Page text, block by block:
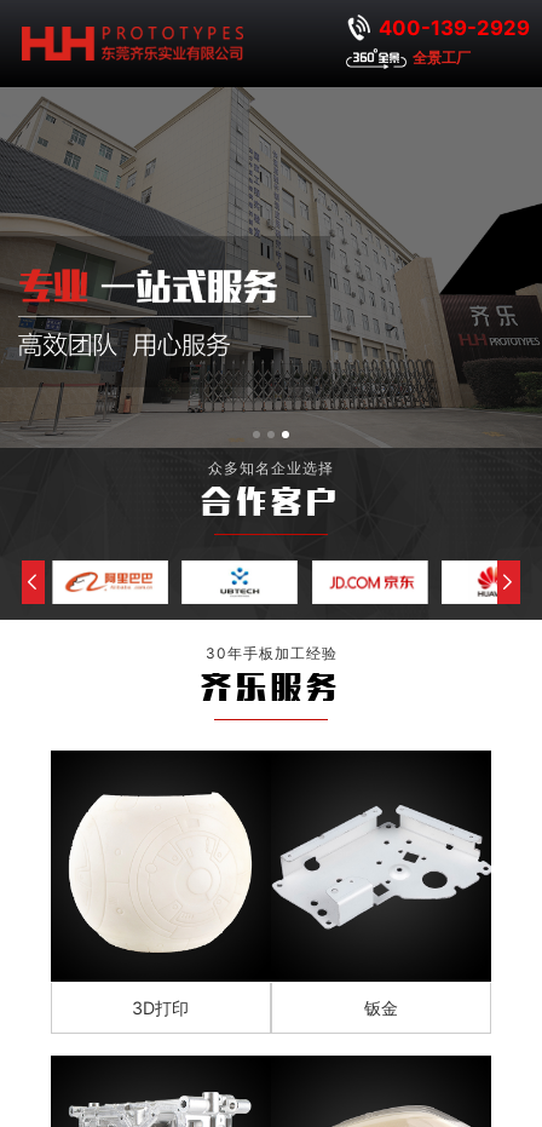
400-139-2929
全景工厂
众多知名企业选择
合作客户
30年手板加工经验
齐乐服务
3D打印 钣金